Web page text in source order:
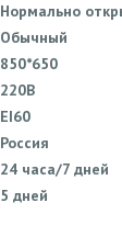
Нормально
Обычный
850*650
220В
EI60
Россия
24 часа/7 дней
5 дней